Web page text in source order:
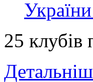
25 клубів